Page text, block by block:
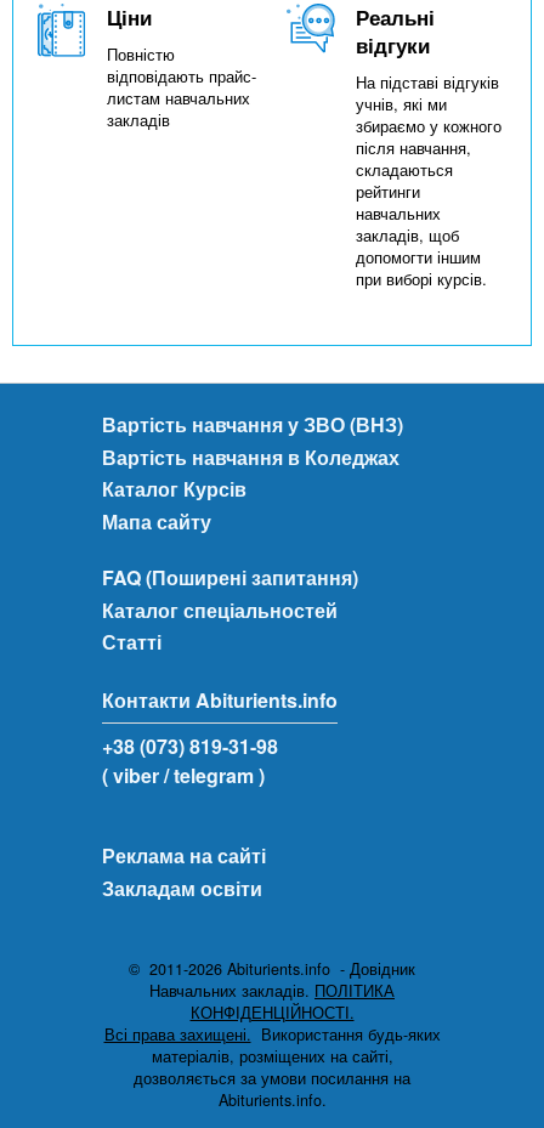
Ціни
Повністю
відповідають прайс-
листам навчальних
закладів
Реальні
відгуки
На підставі відгуків
учнів, які ми
збираємо у кожного
після навчання,
складаються
рейтинги
навчальних
закладів, щоб
допомогти іншим
при виборі курсів.
Вартість навчання у ЗВО (ВНЗ)
Вартість навчання в Коледжах
Каталог Курсів
Мапа сайту
FAQ (Поширені запитання)
Каталог спеціальностей
Статті
Контакти Abiturients.info
+38 (073) 819-31-98
( viber/ telegram )
Реклама на сайті
Закладам освіти
© 2011-2026 Abiturients.info - Довідник
Навчальних закладів. ПОЛІТИКА
КОНФІДЕНЦІЙНОСТІ.
Всі права захищені. Використання будь-яких
матеріалів, розміщених на сайті,
дозволяється за умови посилання на
Abiturients.info.